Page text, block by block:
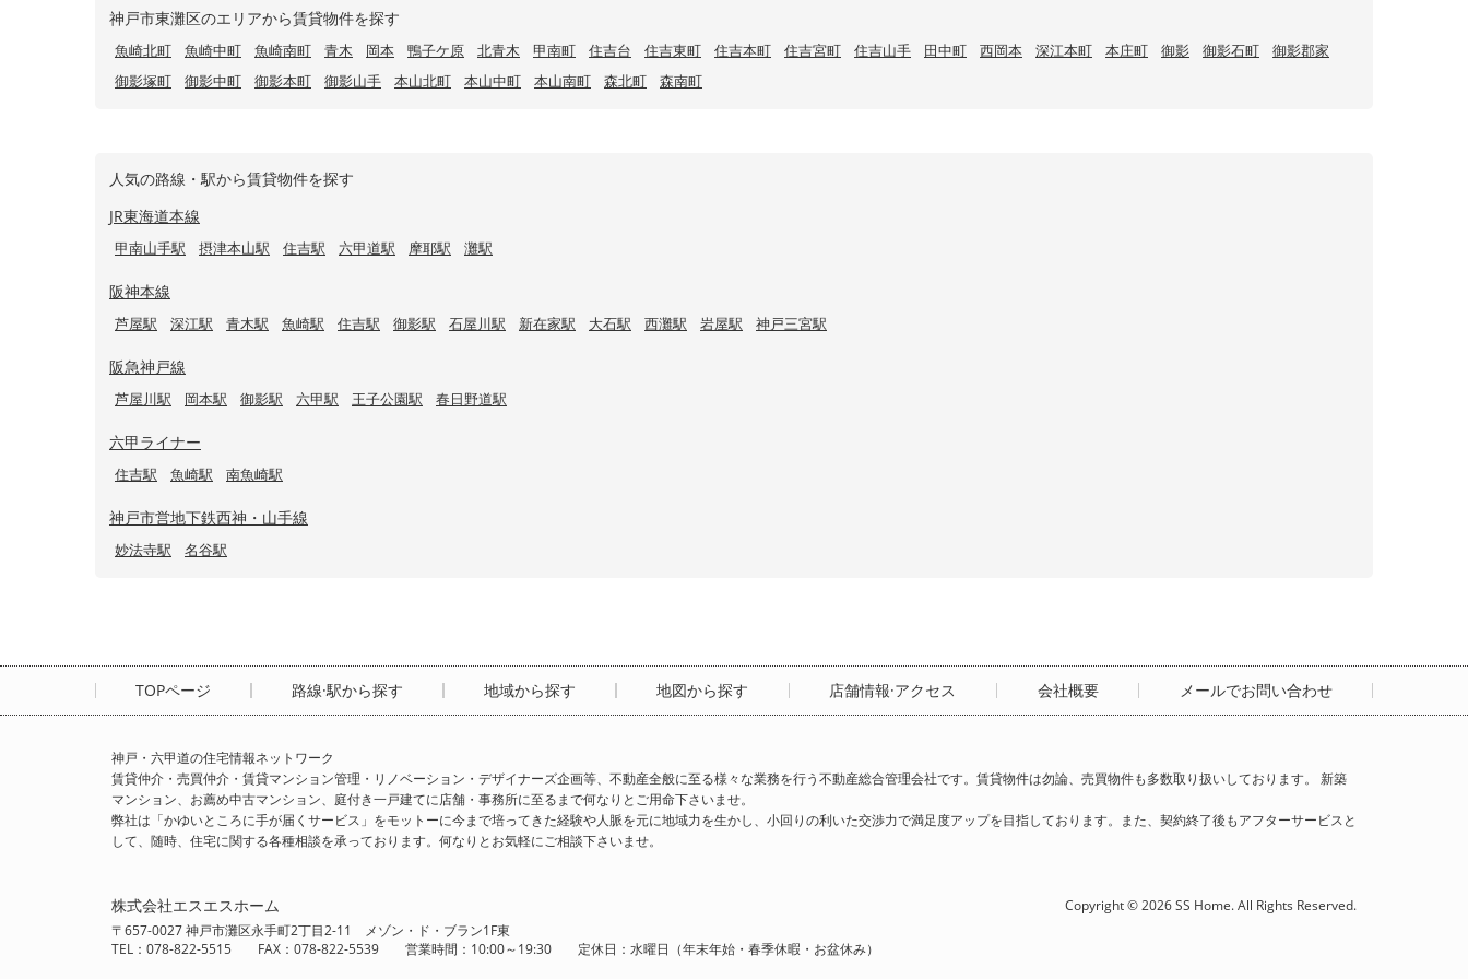
神戸市東灘区のエリアから賃貸物件を探す
魚崎北町 魚崎中町 魚崎南町 青木 岡本 鴨子ケ原 北青木 甲南町 住吉台 住吉東町 住吉本町 住吉宮町 住吉山手 田中町 西岡本 深江本町 本庄町 御影 御影石町
御影郡家
御影塚町
御影中町 御影本町 御影山手 本山北町 本山中町 本山南町 森北町 森南町
人気の路線・駅から賃貸物件を探す
JR東海道本線
甲南山手駅 摂津本山駅 住吉駅 六甲道駅 摩耶駅 灘駅
阪神本線
芦屋駅 深江駅 青木駅 魚崎駅 住吉駅 御影駅 石屋川駅 新在家駅 大石駅 西灘駅 岩屋駅 神戸三宮駅
阪急神戸線
芦屋川駅 岡本駅 御影駅 六甲駅 王子公園駅 春日野道駅
六甲ライナー
住吉駅 魚崎駅 南魚崎駅
神戸市営地下鉄西神・山手線
妙法寺駅 名谷駅
TOPページ 路線·駅から探す 地域から探す 地図から探す 店舗情報·アクセス 会社概要 メールでお問い合わせ
神戸・六甲道の住宅情報ネットワーク
賃貸仲介・売買仲介・賃貸マンション管理・リノベーション・デザイナーズ企画等、不動産全般に至る様々な業務を行う不動産総合管理会社です。賃貸物件は勿論、売買物件も多数取り扱いしております。 新築
マンション、お薦め中古マンション、庭付き一戸建てに店舗・事務所に至るまで何なりとご用命下さいませ。
弊社は「かゆいところに手が届くサービス」をモットーに今まで培ってきた経験や人脈を元に地域力を生かし、小回りの利いた交渉力で満足度アップを目指しております。また、契約終了後もアフターサービスと
して、随時、住宅に関する各種相談を承っております。何なりとお気軽にご相談下さいませ。
Copyright © 2026 SS Home. All Rights Reserved.
株式会社エスエスホーム
〒657-0027 神戸市灘区永手町2丁目2-11 メゾン・ド・ブラン1F東
TEL：078-822-5515 FAX：078-822-5539 営業時間：10:00～19:30 定休日：水曜日（年末年始・春季休暇・お盆休み）